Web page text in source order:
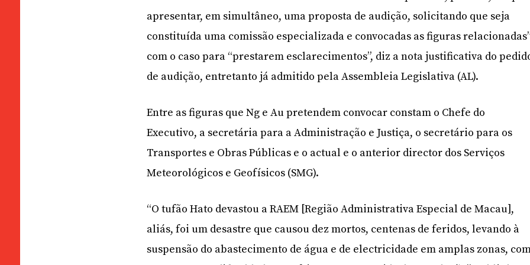
apresentar, em simultâneo, uma proposta de audição, solicitando que seja
constituída uma comissão especializada e convocadas as figuras
com o caso para “prestarem esclarecimentos”, diz a nota justificativa do
de audição, entretanto já admitido pela Assembleia Legislativa (AL).
Entre as figuras que Ng e Au pretendem convocar constam o Chefe do
Executivo, a secretária para a Administração e Justiça, o secretário para os
Transportes e Obras Públicas e o actual e o anterior director dos Serviços
Meteorológicos e Geofísicos (SMG).
“O tufão Hato devastou a RAEM [Região Administrativa Especial de Macau],
aliás, foi um desastre que causou dez mortos, centenas de feridos, levando à
suspensão do abastecimento de água e de electricidade em amplas zonas,